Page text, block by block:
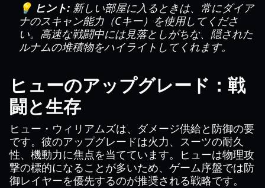
💡 ヒント: 新しい部屋に入るときは、常にダイア
ナのスキャン能力（Cキー）を使用してくださ
い。高速な戦闘中には見落としがちな、隠された
ルナムの堆積物をハイライトしてくれます。
ヒューのアップグレード：戦
闘と生存
ヒュー・ウィリアムズは、ダメージ供給と防御の要
です。彼のアップグレードは火力、スーツの耐久
性、機動力に焦点を当てています。ヒューは物理攻
撃の標的になることが多いため、ゲーム序盤では防
御レイヤーを優先するのが推奨される戦略です。